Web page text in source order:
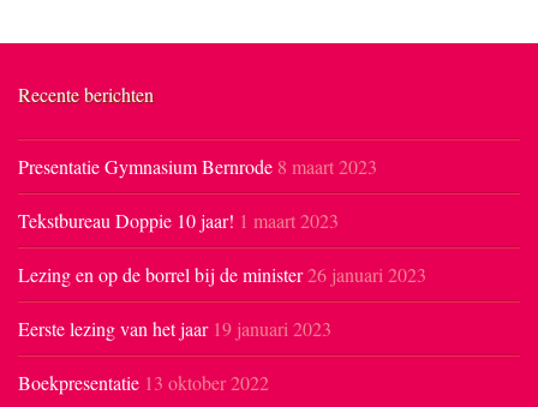
Recente berichten
Presentatie Gymnasium Bernrode 8 maart 2023
Tekstbureau Doppie 10 jaar! 1 maart 2023
Lezing en op de borrel bij de minister26 januari 2023
Eerste lezing van het jaar 19 januari 2023
Boekpresentatie 13 oktober 2022